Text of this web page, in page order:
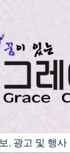
, 광고 및 행사